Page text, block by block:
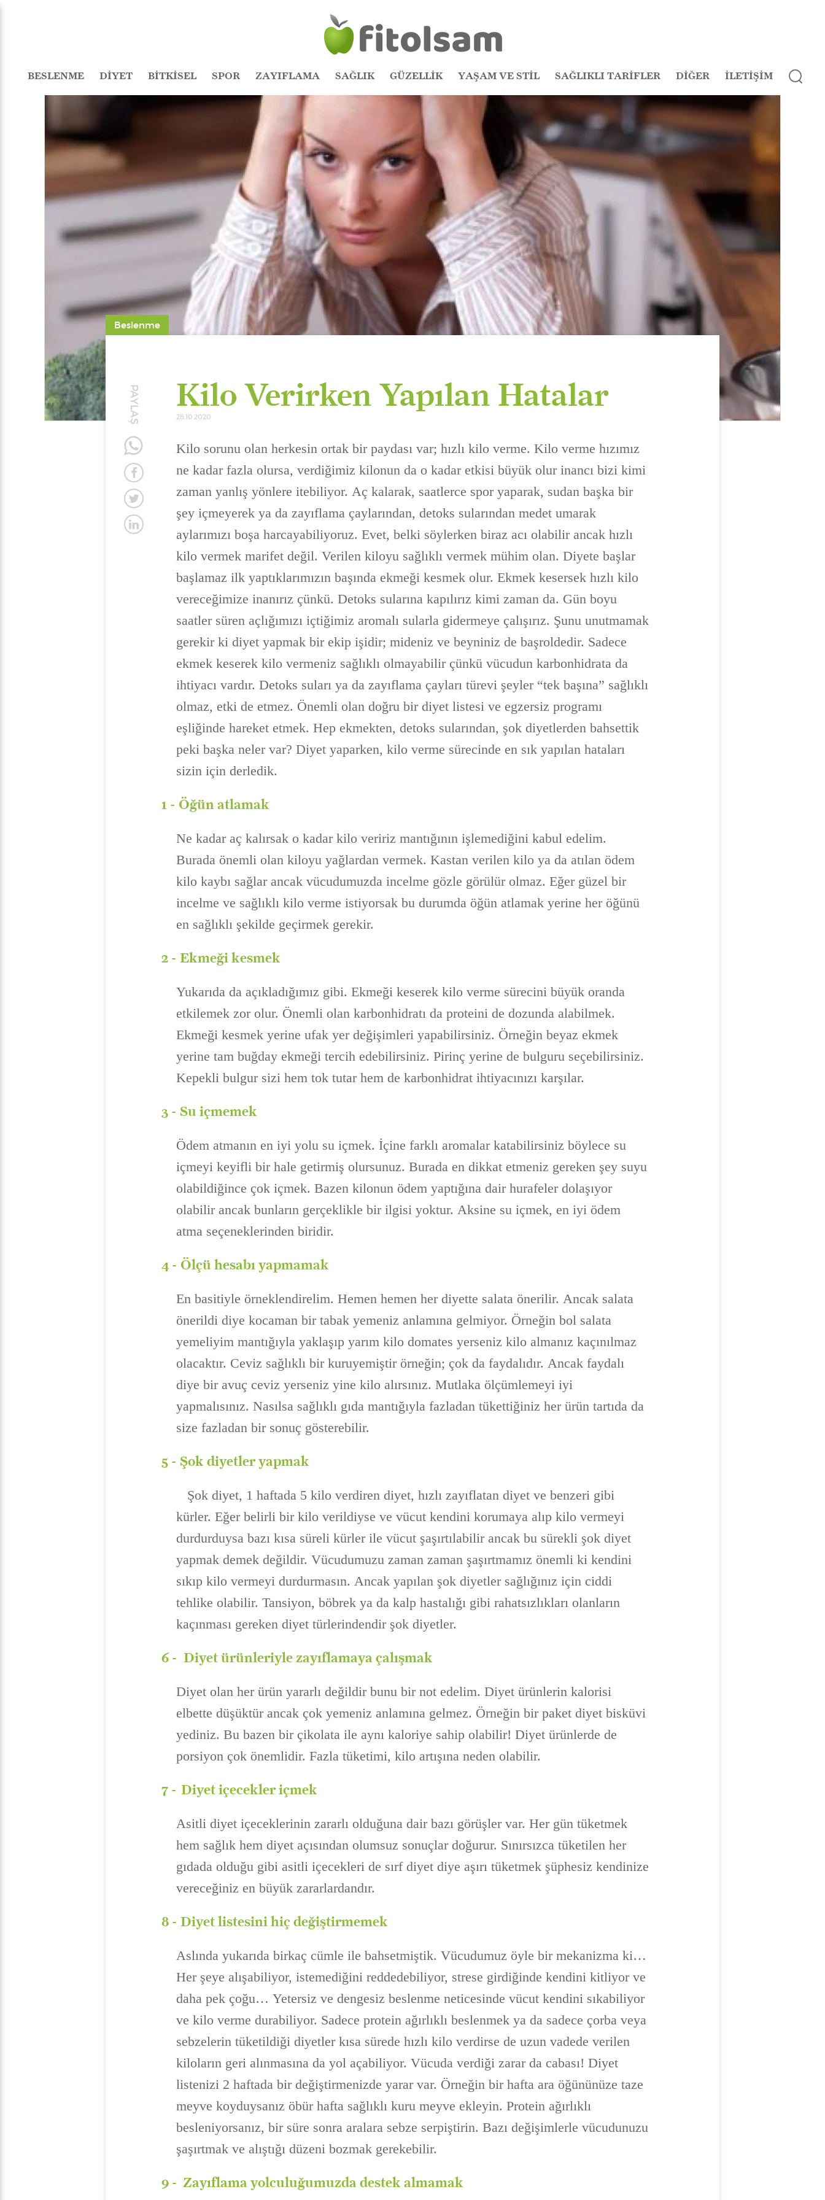
BESLENME DİYET BİTKİSEL SPOR ZAYIFLAMA SAĞLIK GÜZELLİK YAŞAM VE STİL SAĞLIKLI TARİFLER DİĞER İLETİŞİM
PAYLAŞ
Beslenme
Kilo Verirken Yapılan Hatalar
28.10.2020
Kilo sorunu olan herkesin ortak bir paydası var; hızlı kilo verme. Kilo verme hızımız
ne kadar fazla olursa, verdiğimiz kilonun da o kadar etkisi büyük olur inancı bizi kimi
zaman yanlış yönlere itebiliyor. Aç kalarak, saatlerce spor yaparak, sudan başka bir
şey içmeyerek ya da zayıflama çaylarından, detoks sularından medet umarak
aylarımızı boşa harcayabiliyoruz. Evet, belki söylerken biraz acı olabilir ancak hızlı
kilo vermek marifet değil. Verilen kiloyu sağlıklı vermek mühim olan. Diyete başlar
başlamaz ilk yaptıklarımızın başında ekmeği kesmek olur. Ekmek kesersek hızlı kilo
vereceğimize inanırız çünkü. Detoks sularına kapılırız kimi zaman da. Gün boyu
saatler süren açlığımızı içtiğimiz aromalı sularla gidermeye çalışırız. Şunu unutmamak
gerekir ki diyet yapmak bir ekip işidir; mideniz ve beyniniz de başroldedir. Sadece
ekmek keserek kilo vermeniz sağlıklı olmayabilir çünkü vücudun karbonhidrata da
ihtiyacı vardır. Detoks suları ya da zayıflama çayları türevi şeyler “tek başına” sağlıklı
olmaz, etki de etmez. Önemli olan doğru bir diyet listesi ve egzersiz programı
eşliğinde hareket etmek. Hep ekmekten, detoks sularından, şok diyetlerden bahsettik
peki başka neler var? Diyet yaparken, kilo verme sürecinde en sık yapılan hataları
sizin için derledik.
1 - Öğün atlamak
Ne kadar aç kalırsak o kadar kilo veririz mantığının işlemediğini kabul edelim.
Burada önemli olan kiloyu yağlardan vermek. Kastan verilen kilo ya da atılan ödem
kilo kaybı sağlar ancak vücudumuzda incelme gözle görülür olmaz. Eğer güzel bir
incelme ve sağlıklı kilo verme istiyorsak bu durumda öğün atlamak yerine her öğünü
en sağlıklı şekilde geçirmek gerekir.
2 - Ekmeği kesmek
Yukarıda da açıkladığımız gibi. Ekmeği keserek kilo verme sürecini büyük oranda
etkilemek zor olur. Önemli olan karbonhidratı da proteini de dozunda alabilmek.
Ekmeği kesmek yerine ufak yer değişimleri yapabilirsiniz. Örneğin beyaz ekmek
yerine tam buğday ekmeği tercih edebilirsiniz. Pirinç yerine de bulguru seçebilirsiniz.
Kepekli bulgur sizi hem tok tutar hem de karbonhidrat ihtiyacınızı karşılar.
3 - Su içmemek
Ödem atmanın en iyi yolu su içmek. İçine farklı aromalar katabilirsiniz böylece su
içmeyi keyifli bir hale getirmiş olursunuz. Burada en dikkat etmeniz gereken şey suyu
olabildiğince çok içmek. Bazen kilonun ödem yaptığına dair hurafeler dolaşıyor
olabilir ancak bunların gerçeklikle bir ilgisi yoktur. Aksine su içmek, en iyi ödem
atma seçeneklerinden biridir.
4 - Ölçü hesabı yapmamak
En basitiyle örneklendirelim. Hemen hemen her diyette salata önerilir. Ancak salata
önerildi diye kocaman bir tabak yemeniz anlamına gelmiyor. Örneğin bol salata
yemeliyim mantığıyla yaklaşıp yarım kilo domates yerseniz kilo almanız kaçınılmaz
olacaktır. Ceviz sağlıklı bir kuruyemiştir örneğin; çok da faydalıdır. Ancak faydalı
diye bir avuç ceviz yerseniz yine kilo alırsınız. Mutlaka ölçümlemeyi iyi
yapmalısınız. Nasılsa sağlıklı gıda mantığıyla fazladan tükettiğiniz her ürün tartıda da
size fazladan bir sonuç gösterebilir.
5 - Şok diyetler yapmak
Şok diyet, 1 haftada 5 kilo verdiren diyet, hızlı zayıflatan diyet ve benzeri gibi
kürler. Eğer belirli bir kilo verildiyse ve vücut kendini korumaya alıp kilo vermeyi
durdurduysa bazı kısa süreli kürler ile vücut şaşırtılabilir ancak bu sürekli şok diyet
yapmak demek değildir. Vücudumuzu zaman zaman şaşırtmamız önemli ki kendini
sıkıp kilo vermeyi durdurmasın. Ancak yapılan şok diyetler sağlığınız için ciddi
tehlike olabilir. Tansiyon, böbrek ya da kalp hastalığı gibi rahatsızlıkları olanların
kaçınması gereken diyet türlerindendir şok diyetler.
6 - Diyet ürünleriyle zayıflamaya çalışmak
Diyet olan her ürün yararlı değildir bunu bir not edelim. Diyet ürünlerin kalorisi
elbette düşüktür ancak çok yemeniz anlamına gelmez. Örneğin bir paket diyet bisküvi
yediniz. Bu bazen bir çikolata ile aynı kaloriye sahip olabilir! Diyet ürünlerde de
porsiyon çok önemlidir. Fazla tüketimi, kilo artışına neden olabilir.
7 - Diyet içecekler içmek
Asitli diyet içeceklerinin zararlı olduğuna dair bazı görüşler var. Her gün tüketmek
hem sağlık hem diyet açısından olumsuz sonuçlar doğurur. Sınırsızca tüketilen her
gıdada olduğu gibi asitli içecekleri de sırf diyet diye aşırı tüketmek şüphesiz kendinize
vereceğiniz en büyük zararlardandır.
8 - Diyet listesini hiç değiştirmemek
Aslında yukarıda birkaç cümle ile bahsetmiştik. Vücudumuz öyle bir mekanizma ki…
Her şeye alışabiliyor, istemediğini reddedebiliyor, strese girdiğinde kendini kitliyor ve
daha pek çoğu… Yetersiz ve dengesiz beslenme neticesinde vücut kendini sıkabiliyor
ve kilo verme durabiliyor. Sadece protein ağırlıklı beslenmek ya da sadece çorba veya
sebzelerin tüketildiği diyetler kısa sürede hızlı kilo verdirse de uzun vadede verilen
kiloların geri alınmasına da yol açabiliyor. Vücuda verdiği zarar da cabası! Diyet
listenizi 2 haftada bir değiştirmenizde yarar var. Örneğin bir hafta ara öğününüze taze
meyve koyduysanız öbür hafta sağlıklı kuru meyve ekleyin. Protein ağırlıklı
besleniyorsanız, bir süre sonra aralara sebze serpiştirin. Bazı değişimlerle vücudunuzu
şaşırtmak ve alıştığı düzeni bozmak gerekebilir.
9 - Zayıflama yolculuğumuzda destek almamak